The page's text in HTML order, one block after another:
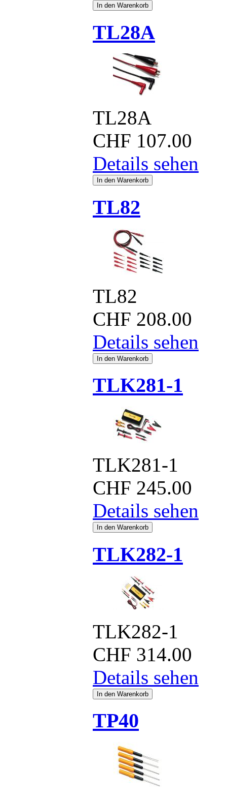
TL28A
TL28A
CHF 107.00
Details sehen
TL82
TL82
CHF 208.00
Details sehen
TLK281-1
TLK281-1
CHF 245.00
Details sehen
TLK282-1
TLK282-1
CHF 314.00
Details sehen
TP40